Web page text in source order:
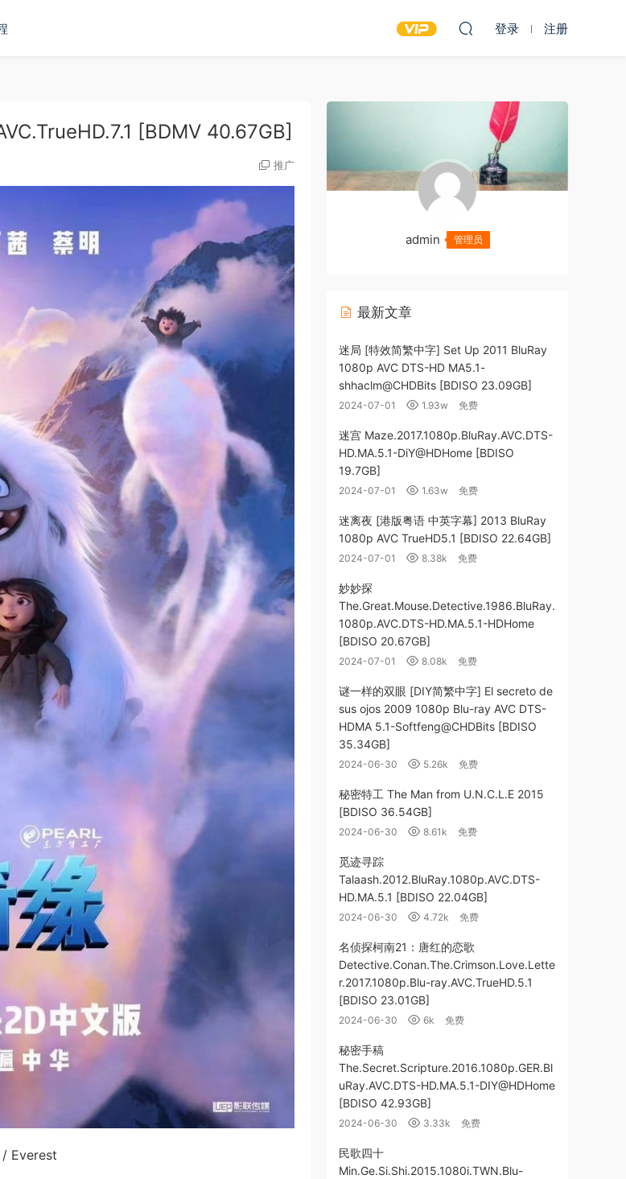
登录 注册
[BDMV 40.67GB]
推广
Everest
admin 管理员
最新文章
迷局 [特效简繁中字] Set Up 2011 BluRay
1080p AVC DTS-HD MA5.1-
shhaclm@CHDBits [BDISO 23.09GB]
2024-07-01 1.93w 免费
迷宫 Maze.2017.1080p.BluRay.AVC.DTS-
HD.MA.5.1-DiY@HDHome [BDISO
19.7GB]
2024-07-01 1.63w 免费
迷离夜 [港版粤语 中英字幕] 2013 BluRay
1080p AVC TrueHD5.1 [BDISO 22.64GB]
2024-07-01 8.38k 免费
妙妙探
The.Great.Mouse.Detective.1986.BluRay.
1080p.AVC.DTS-HD.MA.5.1-HDHome
[BDISO 20.67GB]
2024-07-01 8.08k 免费
谜一样的双眼 [DIY简繁中字] El secreto de
sus ojos 2009 1080p Blu-ray AVC DTS-
HDMA 5.1-Softfeng@CHDBits [BDISO
35.34GB]
2024-06-30 5.26k 免费
秘密特工 The Man from U.N.C.L.E 2015
[BDISO 36.54GB]
2024-06-30 8.61k 免费
觅迹寻踪
Talaash.2012.BluRay.1080p.AVC.DTS-
HD.MA.5.1 [BDISO 22.04GB]
2024-06-30 4.72k 免费
名侦探柯南21：唐红的恋歌
Detective.Conan.The.Crimson.Love.Lette
r.2017.1080p.Blu-ray.AVC.TrueHD.5.1
[BDISO 23.01GB]
2024-06-30 6k 免费
秘密手稿
The.Secret.Scripture.2016.1080p.GER.Bl
uRay.AVC.DTS-HD.MA.5.1-DIY@HDHome
[BDISO 42.93GB]
2024-06-30 3.33k 免费
民歌四十
Min.Ge.Si.Shi.2015.1080i.TWN.Blu-